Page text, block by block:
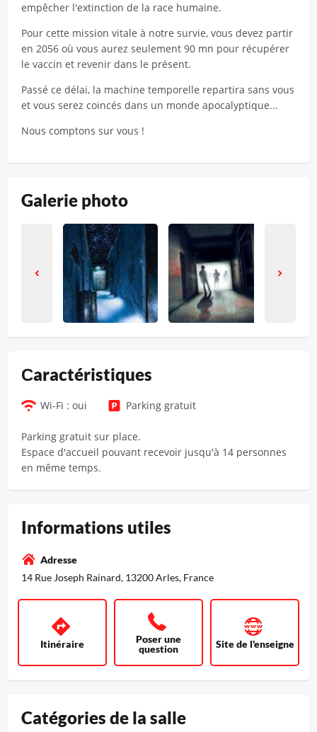
empêcher l'extinction de la race humaine.
Pour cette mission vitale à notre survie, vous devez partir
en 2056 où vous aurez seulement 90 mn pour récupérer
le vaccin et revenir dans le présent.
Passé ce délai, la machine temporelle repartira sans vous
et vous serez coincés dans un monde apocalyptique...
Nous comptons sur vous !
Galerie photo
Сaractéristiques
Wi-Fi : oui Parking gratuit
Parking gratuit sur place.
Espace d'accueil pouvant recevoir jusqu'à 14 personnes
en même temps.
Informations utiles
Adresse
14 Rue Joseph Rainard, 13200 Arles, France
Itinéraire
Poser une
question
Site de l'enseigne
Catégories de la salle